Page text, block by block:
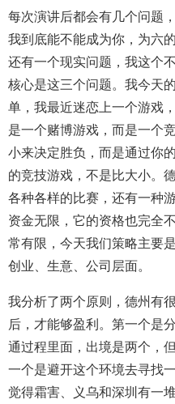
每次演讲后都会有几个问题
我到底能不能成为你，为六
还有一个现实问题，我这个
核心是这三个问题。我今天
单，我最近迷恋上一个游戏
是一个赌博游戏，而是一个
小来决定胜负，而是通过你
的竞技游戏，不是比大小。
各种各样的比赛，还有一种
资金无限，它的资格也完全
常有限，今天我们策略主要
创业、生意、公司层面。
我分析了两个原则，德州有
后，才能够盈利。第一个是
通过程里面，出境是两个，
一个是避开这个环境去寻找
觉得霜害、义乌和深圳有一